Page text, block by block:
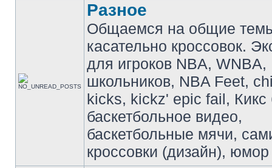
Разное
Общаемся на общие
касательно кроссовок.
для игроков NBA, WNBA,
школьников, NBA Feet,
kicks, kickz' epic fail, Кикс
баскетбольное видео,
баскетбольные мячи,
кроссовки (дизайн),